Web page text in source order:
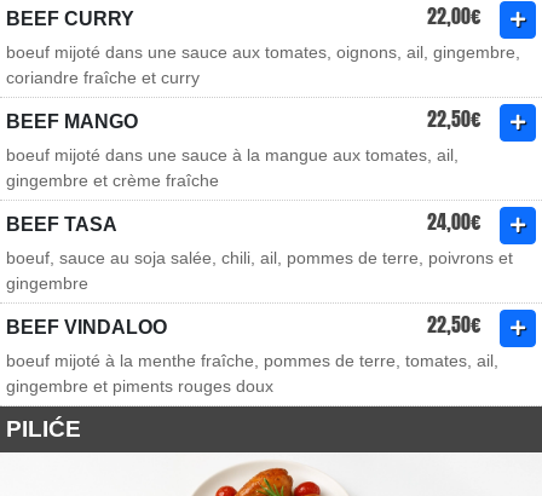
BEEF CURRY 22,00€
boeuf mijoté dans une sauce aux tomates, oignons, ail, gingembre,
coriandre fraîche et curry
BEEF MANGO 22,50€
boeuf mijoté dans une sauce à la mangue aux tomates, ail,
gingembre et crème fraîche
BEEF TASA 24,00€
boeuf, sauce au soja salée, chili, ail, pommes de terre, poivrons et
gingembre
BEEF VINDALOO 22,50€
boeuf mijoté à la menthe fraîche, pommes de terre, tomates, ail,
gingembre et piments rouges doux
PILIĆE